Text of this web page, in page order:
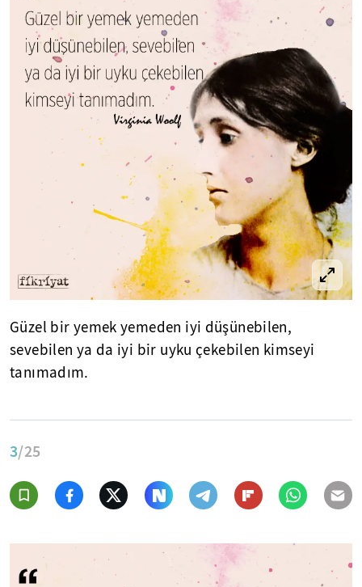
Güzel bir yemek yemeden iyi düşünebilen,
sevebilen ya da iyi bir uyku çekebilen kimseyi
tanımadım.
3/25